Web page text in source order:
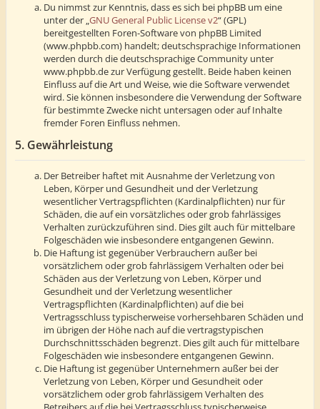
Du nimmst zur Kenntnis, dass es sich bei phpBB um eine
unter der „GNU General Public License v2“ (GPL)
bereitgestellten Foren-Software von phpBB Limited
(www.phpbb.com) handelt; deutschsprachige Informationen
werden durch die deutschsprachige Community unter
www.phpbb.de zur Verfügung gestellt. Beide haben keinen
Einfluss auf die Art und Weise, wie die Software verwendet
wird. Sie können insbesondere die Verwendung der Software
für bestimmte Zwecke nicht untersagen oder auf Inhalte
fremder Foren Einfluss nehmen.
5. Gewährleistung
Der Betreiber haftet mit Ausnahme der Verletzung von
Leben, Körper und Gesundheit und der Verletzung
wesentlicher Vertragspflichten (Kardinalpflichten) nur für
Schäden, die auf ein vorsätzliches oder grob fahrlässiges
Verhalten zurückzuführen sind. Dies gilt auch für mittelbare
Folgeschäden wie insbesondere entgangenen Gewinn.
Die Haftung ist gegenüber Verbrauchern außer bei
vorsätzlichem oder grob fahrlässigem Verhalten oder bei
Schäden aus der Verletzung von Leben, Körper und
Gesundheit und der Verletzung wesentlicher
Vertragspflichten (Kardinalpflichten) auf die bei
Vertragsschluss typischerweise vorhersehbaren Schäden und
im übrigen der Höhe nach auf die vertragstypischen
Durchschnittsschäden begrenzt. Dies gilt auch für mittelbare
Folgeschäden wie insbesondere entgangenen Gewinn.
Die Haftung ist gegenüber Unternehmern außer bei der
Verletzung von Leben, Körper und Gesundheit oder
vorsätzlichem oder grob fahrlässigem Verhalten des